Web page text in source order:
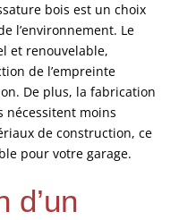
bois est un choix
l’environnement. Le
et renouvelable,
de l’empreinte
De plus, la fabrication
moins
de construction, ce
pour votre garage.
d’un